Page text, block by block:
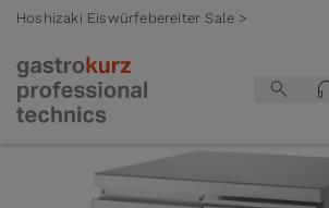
Hoshizaki Eiswürfebereiter Sale >